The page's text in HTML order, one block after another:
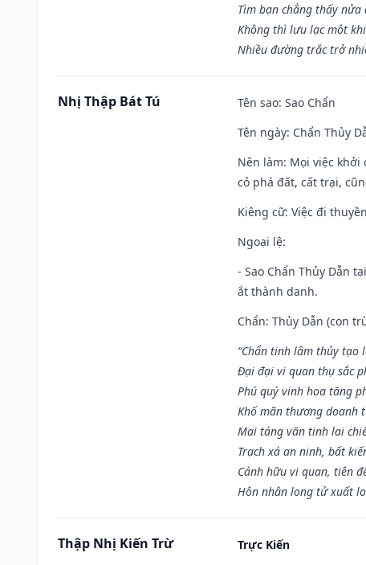
Tìm bạn chẳng thấy
Không thì lưu lạc một khi
Nhiều đường trắc trở
Nhị Thập Bát Tú Tên sao: Sao Chẩn
Tên ngày: Chẩn Thủy
Nên làm: Mọi việc khởi
cỏ phá đất, cất trại,
Kiêng cữ: Việc đi
Ngoại lệ:
- Sao Chẩn Thủy Dẫn
ắt thành danh.
Chẩn: Thủy Dẫn (con
“Chẩn tinh lâm thủy tạo
Đại đại vi quan thụ sắc
Phú quý vinh hoa tăng
Khố mãn thương doanh
Mai táng văn tinh lai
Trạch xá an ninh, bất
Cánh hữu vi quan, tiên
Hôn nhân long tử xuất
Thập Nhị Kiến Trừ
Trực Kiến